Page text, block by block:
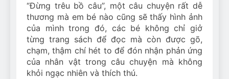
“Đừng trêu bồ câu”, một câu chuyện rất dễ
thương mà em bé nào cũng sẽ thấy hình ảnh
của mình trong đó, các bé không chỉ giở
từng trang sách để đọc mà còn được gõ,
chạm, thậm chí hét to để đón nhận phản ứng
của nhân vật trong câu chuyện mà không
khỏi ngạc nhiên và thích thú.